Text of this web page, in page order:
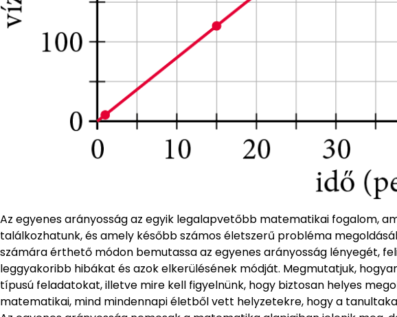
Az egyenes arányosság az egyik legalapvetőbb matematikai fogalom,
találkozhatunk, és amely később számos életszerű probléma
számára érthető módon bemutassa az egyenes arányosság lényegét,
leggyakoribb hibákat és azok elkerülésének módját. Megmutatjuk,
típusú feladatokat, illetve mire kell figyelnünk, hogy biztosan helyes
matematikai, mind mindennapi életből vett helyzetekre, hogy a